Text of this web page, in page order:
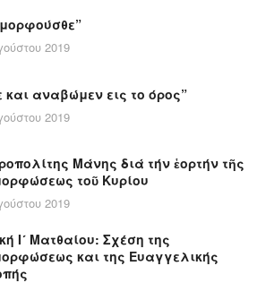
2019
και αναβώμεν εις το όρος”
2019
Μάνης διά τήν ἑορτήν τῆς
τοῦ Κυρίου
2019
Ι´ Ματθαίου: Σχέση της
και της Ευαγγελικής